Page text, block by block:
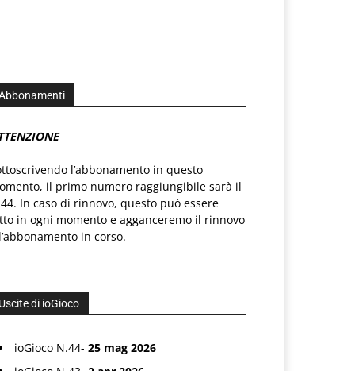
l’abbonamento in questo
il primo numero raggiungibile sarà il
In caso di rinnovo, questo può essere
in ogni momento e agganceremo il rinnovo
in corso.
Uscite di ioGioco
ioGioco N.44- 25 mag 2026